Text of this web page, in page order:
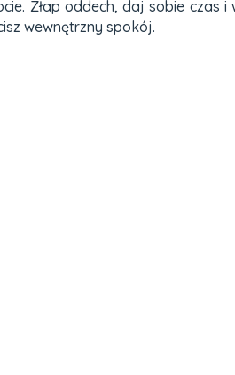
Złap oddech, daj sobie czas
wewnętrzny spokój.